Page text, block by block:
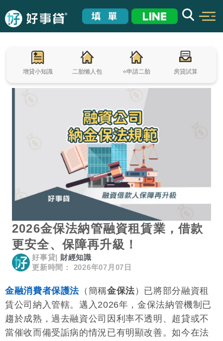
增貸小知識 二胎懶人包 ⭐申請二胎 房貸試算
2026金保法納管融資租賃業，借款
更安全、保障再升級！
好事貸
財經知識
更新時間： 2026年07月07日
金融消費者保護法 （簡稱金保法）已將部分融資租
賃公司納入管轄。邁入2026年，金保法納管機制已
趨於成熟，過去融資公司因利率不透明、超貸或不
當催收而備受詬病的情況已有明顯改善。如今在法